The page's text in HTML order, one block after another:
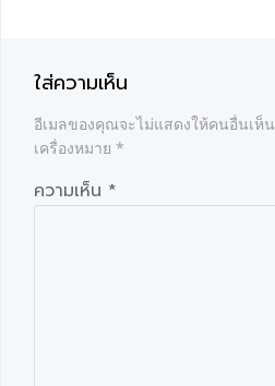
ใส่ความเห็น
อีเมลของคุณจะไม่แสดงให้คนอื่นเห็น
เครื่องหมาย *
ความเห็น *